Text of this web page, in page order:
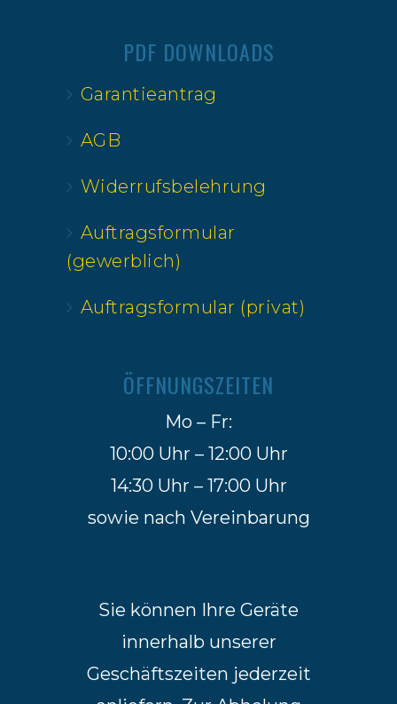
PDF DOWNLOADS
Garantieantrag
AGB
Widerrufsbelehrung
Auftragsformular
(gewerblich)
Auftragsformular (privat)
ÖFFNUNGSZEITEN
Mo – Fr:
10:00 Uhr – 12:00 Uhr
14:30 Uhr – 17:00 Uhr
sowie nach Vereinbarung
Sie können Ihre Geräte
innerhalb unserer
Geschäftszeiten jederzeit